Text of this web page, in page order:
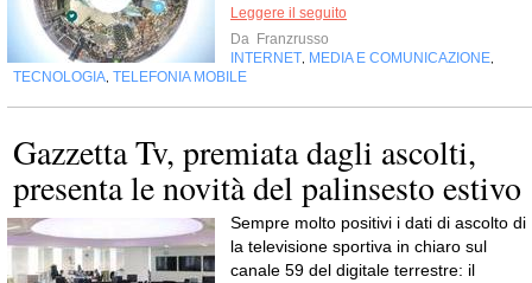
Leggere il seguito
Da Franzrusso
INTERNET, MEDIA E COMUNICAZIONE,
TECNOLOGIA, TELEFONIA MOBILE
Gazzetta Tv, premiata dagli ascolti,
presenta le novità del palinsesto estivo
Sempre molto positivi i dati di ascolto di
la televisione sportiva in chiaro sul
canale 59 del digitale terrestre: il